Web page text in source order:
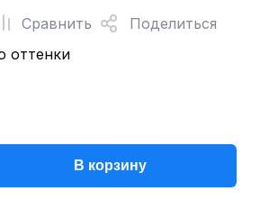
Сравнить
Поделиться
оттенки
В корзину